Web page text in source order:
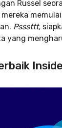
Russel
Psssttt,
yang